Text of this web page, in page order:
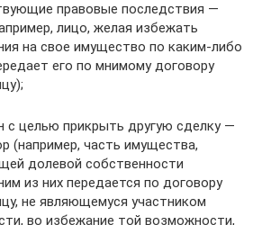
правовые последствия —
лицо, желая избежать
на свое имущество по каким-либо
его по мнимому договору
с целью прикрыть другую сделку —
(например, часть имущества,
долевой собственности
из них передается по договору
не являющемуся участником
во избежание той возможности,